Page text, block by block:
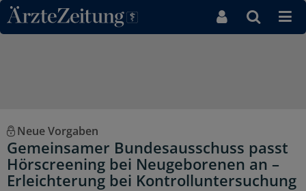
Direkt zum Inhaltsbereich
Neue Vorgaben
Gemeinsamer Bundesausschuss passt
Hörscreening bei Neugeborenen an –
Erleichterung bei Kontrolluntersuchung